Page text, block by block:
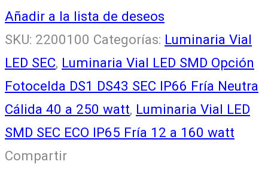
cantidad
Añadir a la lista de deseos
SKU: 2200100 Categorías: Luminaria Vial
LED SEC, Luminaria Vial LED SMD Opción
Fotocelda DS1 DS43 SEC IP66 Fría Neutra
Cálida 40 a 250 watt, Luminaria Vial LED
SMD SEC ECO IP65 Fría 12 a 160 watt
Compartir